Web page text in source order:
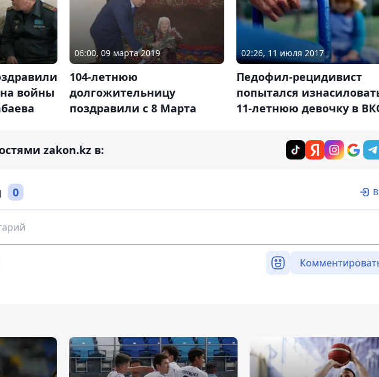
войны
06:00, 09 марта 2019
104-летнюю
долгожительницу
поздравили с 8 Марта
02:26, 11 июля 2017
Педофил-рецидивист
попытался
11-летнюю девочку в
zakon.kz в:
0